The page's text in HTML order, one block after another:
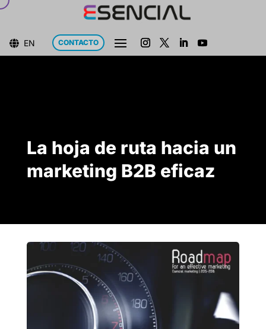
 EN CONTACTO
La hoja de ruta hacia un
marketing B2B eficaz